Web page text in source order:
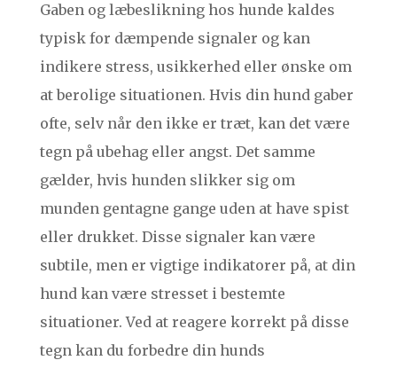
Gaben og læbeslikning hos hunde kaldes
typisk for dæmpende signaler og kan
indikere stress, usikkerhed eller ønske om
at berolige situationen. Hvis din hund gaber
ofte, selv når den ikke er træt, kan det være
tegn på ubehag eller angst. Det samme
gælder, hvis hunden slikker sig om
munden gentagne gange uden at have spist
eller drukket. Disse signaler kan være
subtile, men er vigtige indikatorer på, at din
hund kan være stresset i bestemte
situationer. Ved at reagere korrekt på disse
tegn kan du forbedre din hunds